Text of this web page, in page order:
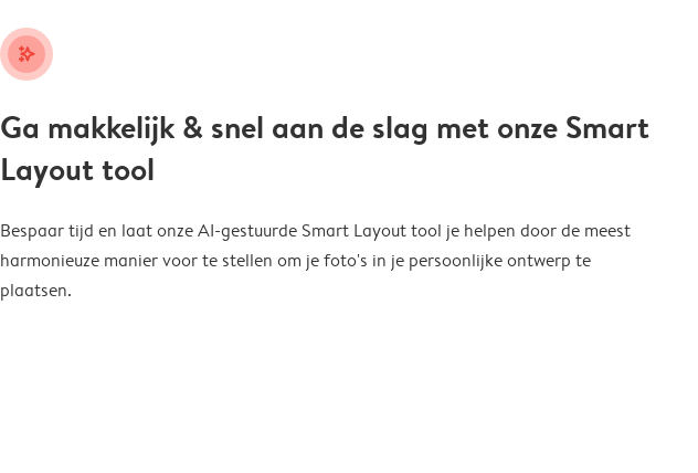
stars_plus
Ga makkelijk & snel aan de slag met onze Smart
Layout tool
Bespaar tijd en laat onze AI-gestuurde Smart Layout tool je helpen door de meest
harmonieuze manier voor te stellen om je foto's in je persoonlijke ontwerp te
plaatsen.